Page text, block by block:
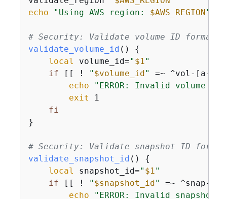
echo
"Using AWS region: $AWS_REGION"
# Security: Validate volume ID format
validate_volume_id () {
local volume_id=" $1"
if [[ ! " $volume_id"
=~ ^vol-[a-
echo
"ERROR: Invalid volume
exit 1
fi
}
# Security: Validate snapshot ID
validate_snapshot_id () {
local snapshot_id=" $1"
if [[ ! " $snapshot_id"
=~ ^snap-
echo
"ERROR: Invalid